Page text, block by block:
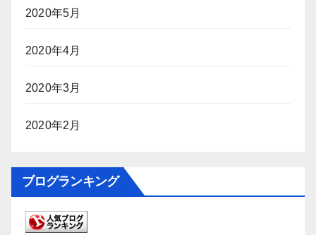
2020年5月
2020年4月
2020年3月
2020年2月
ブログランキング